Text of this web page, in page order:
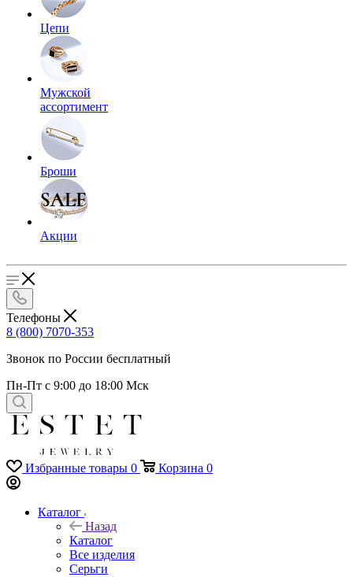
Цепи
Мужской
ассортимент
Броши
Акции
Телефоны
8 (800) 7070-353
Звонок по России бесплатный
Пн-Пт с 9:00 до 18:00 Мск
Избранные товары 0 Корзина 0
Каталог
Назад
Каталог
Все изделия
Серьги